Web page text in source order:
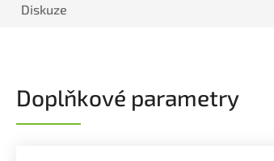
Diskuze
Doplňkové parametry